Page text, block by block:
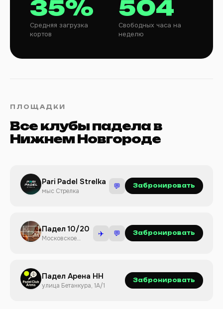
35%
Средняя загрузка
кортов
504
Свободных часа на
неделю
ПЛОЩАДКИ
Все клубы падела в
Нижнем Новгороде
Pari Padel Strelka
мыс Стрелка
💬 Забронировать
Падел 10/20
Московское
✈️ 💬 Забронировать
Падел Арена НН
улица Бетанкура, 1А/1
Забронировать